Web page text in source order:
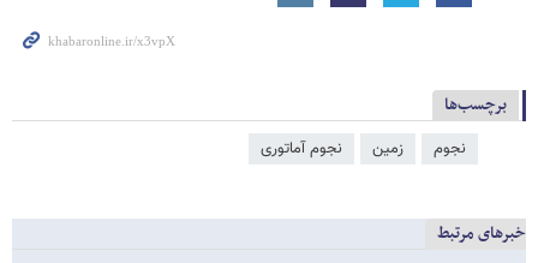
برچسب‌ها
نجوم زمین نجوم آماتوری
خبرهای مرتبط